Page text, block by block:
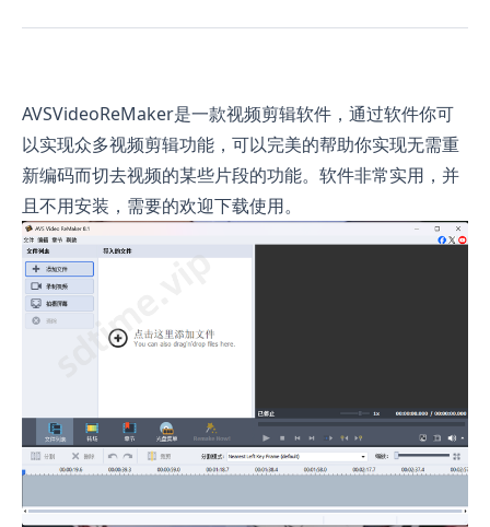
AVSVideoReMaker是一款视频剪辑软件，通过软件你可
以实现众多视频剪辑功能，可以完美的帮助你实现无需重
新编码而切去视频的某些片段的功能。软件非常实用，并
且不用安装，需要的欢迎下载使用。